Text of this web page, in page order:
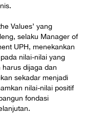
Values’ yang
selaku Manager of
UPH, menekankan
nilai-nilai yang
dijaga dan
sekadar menjadi
nilai-nilai positif
fondasi